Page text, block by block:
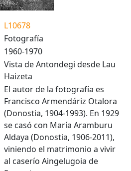
L10678
Fotografía
1960-1970
Vista de Antondegi desde Lau
Haizeta
El autor de la fotografía es
Francisco Armendáriz Otalora
(Donostia, 1904-1993). En 1929
se casó con María Aramburu
Aldaya (Donostia, 1906-2011),
viniendo el matrimonio a vivir
al caserío Aingelugoia de